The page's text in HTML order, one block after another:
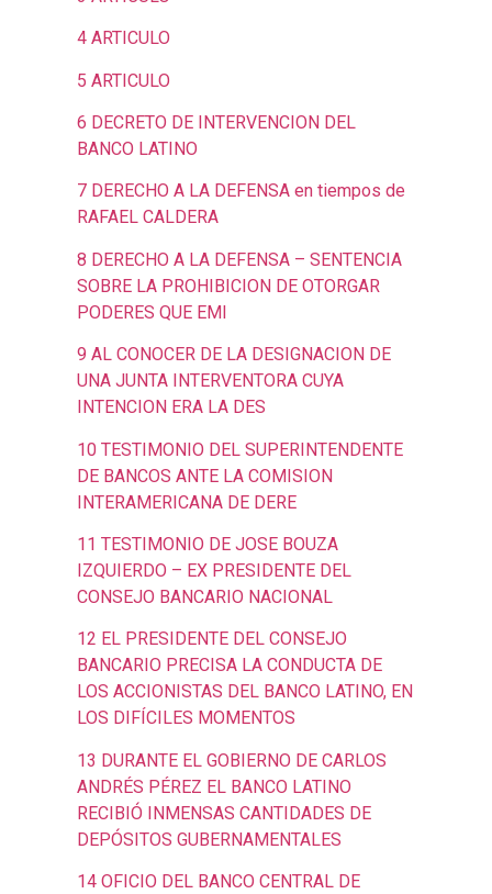
4 ARTICULO
5 ARTICULO
6 DECRETO DE INTERVENCION DEL
BANCO LATINO
7 DERECHO A LA DEFENSA en tiempos de
RAFAEL CALDERA
8 DERECHO A LA DEFENSA – SENTENCIA
SOBRE LA PROHIBICION DE OTORGAR
PODERES QUE EMI
9 AL CONOCER DE LA DESIGNACION DE
UNA JUNTA INTERVENTORA CUYA
INTENCION ERA LA DES
10 TESTIMONIO DEL SUPERINTENDENTE
DE BANCOS ANTE LA COMISION
INTERAMERICANA DE DERE
11 TESTIMONIO DE JOSE BOUZA
IZQUIERDO – EX PRESIDENTE DEL
CONSEJO BANCARIO NACIONAL
12 EL PRESIDENTE DEL CONSEJO
BANCARIO PRECISA LA CONDUCTA DE
LOS ACCIONISTAS DEL BANCO LATINO, EN
LOS DIFÍCILES MOMENTOS
13 DURANTE EL GOBIERNO DE CARLOS
ANDRÉS PÉREZ EL BANCO LATINO
RECIBIÓ INMENSAS CANTIDADES DE
DEPÓSITOS GUBERNAMENTALES
14 OFICIO DEL BANCO CENTRAL DE